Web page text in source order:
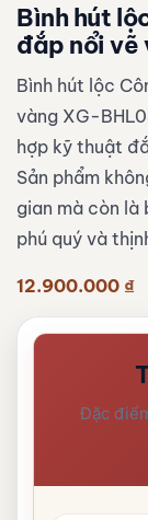
Bình hút
đắp nổi vẽ
Bình hút lộc
vàng XG-
hợp kỹ thuật
Sản phẩm
gian mà còn là
phú quý và
12.900.000 ₫
Đặc